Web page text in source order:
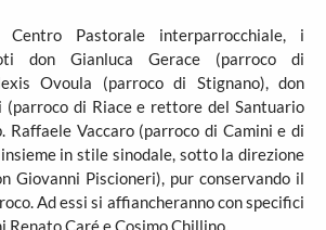
Pastorale interparrocchiale, i
don Gianluca Gerace (parroco di
Ovoula (parroco di Stignano), don
(parroco di Riace e rettore del Santuario
Raffaele Vaccaro (parroco di Camini e di
in stile sinodale, sotto la direzione
Giovanni Piscioneri), pur conservando il
Ad essi si affiancheranno con specifici
Renato Caré e Cosimo Chillino.